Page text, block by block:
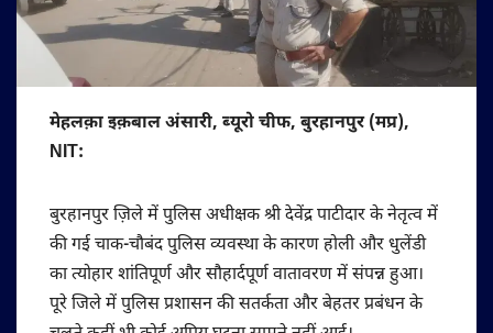
मेहलक़ा इक़बाल अंसारी, ब्यूरो चीफ, बुरहानपुर (मप्र),
NIT:
बुरहानपुर ज़िले में पुलिस अधीक्षक श्री देवेंद्र पाटीदार के नेतृत्व में
की गई चाक-चौबंद पुलिस व्यवस्था के कारण होली और धुलेंडी
का त्योहार शांतिपूर्ण और सौहार्दपूर्ण वातावरण में संपन्न हुआ।
पूरे जिले में पुलिस प्रशासन की सतर्कता और बेहतर प्रबंधन के